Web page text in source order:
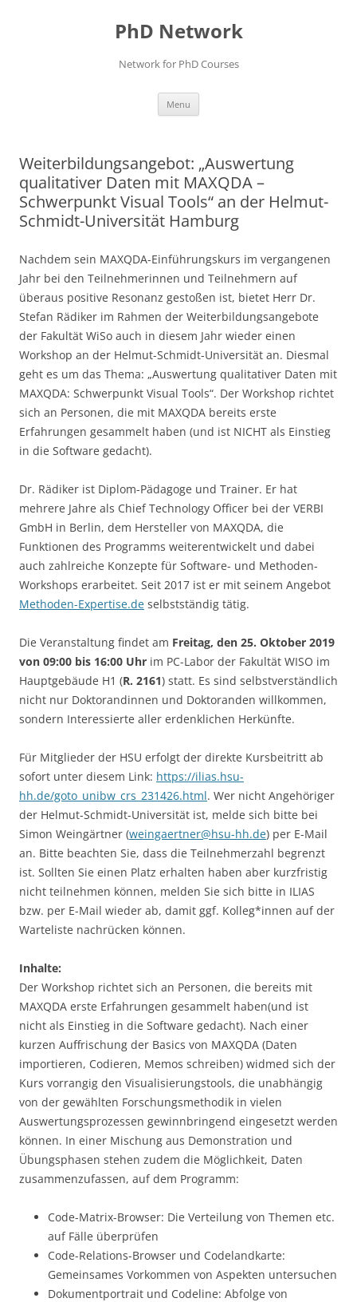
PhD Network
Network for PhD Courses
Menu
Weiterbildungsangebot: „Auswertung
qualitativer Daten mit MAXQDA –
Schwerpunkt Visual Tools“ an der Helmut-
Schmidt-Universität Hamburg
Nachdem sein MAXQDA-Einführungskurs im vergangenen
Jahr bei den Teilnehmerinnen und Teilnehmern auf
überaus positive Resonanz gestoßen ist, bietet Herr Dr.
Stefan Rädiker im Rahmen der Weiterbildungsangebote
der Fakultät WiSo auch in diesem Jahr wieder einen
Workshop an der Helmut-Schmidt-Universität an. Diesmal
geht es um das Thema: „Auswertung qualitativer Daten mit
MAXQDA: Schwerpunkt Visual Tools“. Der Workshop richtet
sich an Personen, die mit MAXQDA bereits erste
Erfahrungen gesammelt haben (und ist NICHT als Einstieg
in die Software gedacht).
Dr. Rädiker ist Diplom-Pädagoge und Trainer. Er hat
mehrere Jahre als Chief Technology Officer bei der VERBI
GmbH in Berlin, dem Hersteller von MAXQDA, die
Funktionen des Programms weiterentwickelt und dabei
auch zahlreiche Konzepte für Software- und Methoden-
Workshops erarbeitet. Seit 2017 ist er mit seinem Angebot
Methoden-Expertise.de selbstständig tätig.
Die Veranstaltung findet am Freitag, den 25. Oktober 2019
von 09:00 bis 16:00 Uhr im PC-Labor der Fakultät WISO im
Hauptgebäude H1 (R. 2161) statt. Es sind selbstverständlich
nicht nur Doktorandinnen und Doktoranden willkommen,
sondern Interessierte aller erdenklichen Herkünfte.
Für Mitglieder der HSU erfolgt der direkte Kursbeitritt ab
sofort unter diesem Link: https://ilias.hsu-
hh.de/goto_unibw_crs_231426.html. Wer nicht Angehöriger
der Helmut-Schmidt-Universität ist, melde sich bitte bei
Simon Weingärtner (weingaertner@hsu-hh.de) per E-Mail
an. Bitte beachten Sie, dass die Teilnehmerzahl begrenzt
ist. Sollten Sie einen Platz erhalten haben aber kurzfristig
nicht teilnehmen können, melden Sie sich bitte in ILIAS
bzw. per E-Mail wieder ab, damit ggf. Kolleg*innen auf der
Warteliste nachrücken können.
Inhalte:
Der Workshop richtet sich an Personen, die bereits mit
MAXQDA erste Erfahrungen gesammelt haben(und ist
nicht als Einstieg in die Software gedacht). Nach einer
kurzen Auffrischung der Basics von MAXQDA (Daten
importieren, Codieren, Memos schreiben) widmed sich der
Kurs vorrangig den Visualisierungstools, die unabhängig
von der gewählten Forschungsmethodik in vielen
Auswertungsprozessen gewinnbringend eingesetzt werden
können. In einer Mischung aus Demonstration und
Übungsphasen stehen zudem die Möglichkeit, Daten
zusammenzufassen, auf dem Programm:
Code-Matrix-Browser: Die Verteilung von Themen etc.
auf Fälle überprüfen
Code-Relations-Browser und Codelandkarte:
Gemeinsames Vorkommen von Aspekten untersuchen
Dokumentportrait und Codeline: Abfolge von